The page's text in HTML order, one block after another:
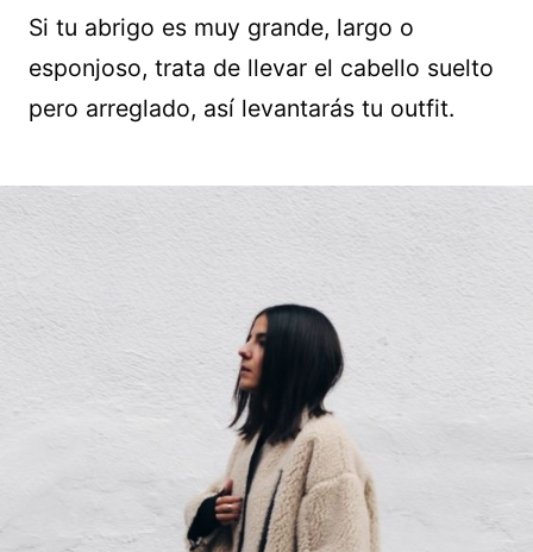
Si tu abrigo es muy grande, largo o
esponjoso, trata de llevar el cabello suelto
pero arreglado, así levantarás tu outfit.